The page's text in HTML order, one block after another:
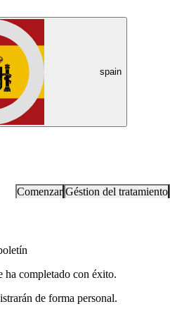
spain
Comenzar Géstion del tratamiento
ha completado con éxito.
de forma personal.